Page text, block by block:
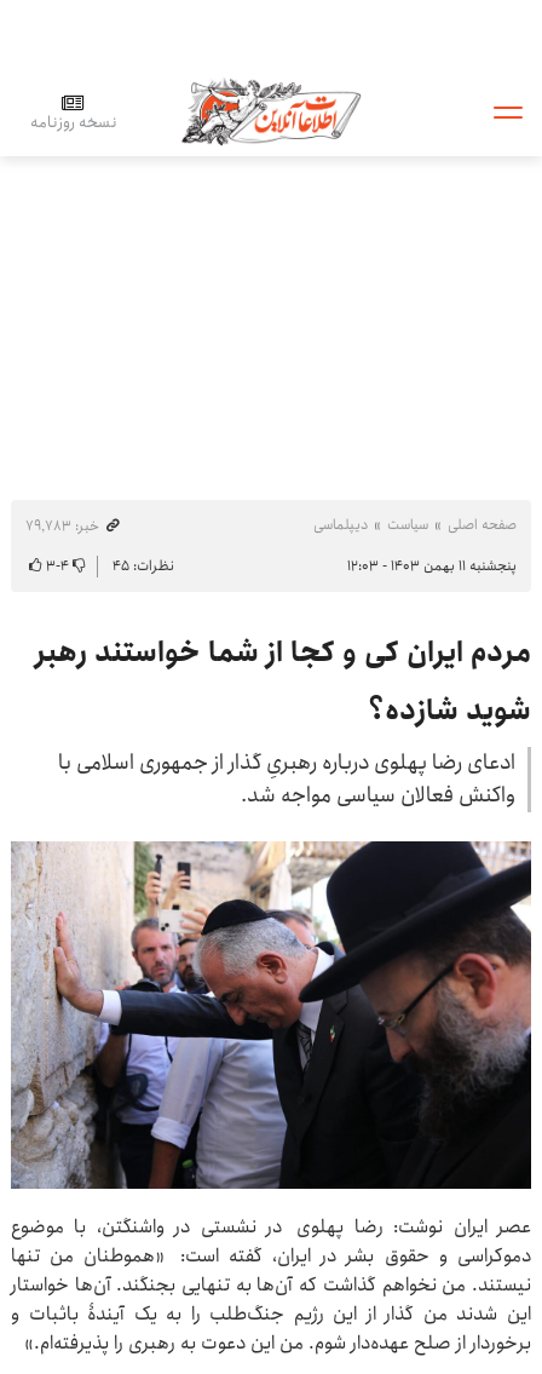
نسخه روزنامه
صفحه اصلی سیاست دیپلماسی
خبر: ۷۹٬۷۸۳
پنجشنبه ۱۱ بهمن ۱۴۰۳ - ۱۲:۰۳
نظرات: ۴۵ ۴-۳
مردم ایران کی و کجا از شما خواستند رهبر
شوید شازده؟
ادعای رضا پهلوی درباره رهبریِ گذار از جمهوری اسلامی با
واکنش فعالان سیاسی مواجه شد.
عصر ایران نوشت: رضا پهلوی در نشستی در واشنگتن، با موضوع
دموکراسی و حقوق بشر در ایران، گفته است: «هموطنان من تنها
نیستند. من نخواهم گذاشت که آن‌ها به تنهایی بجنگند. آن‌ها خواستار
این شدند من گذار از این رژیم جنگ‌طلب را به یک آیندۀ باثبات و
برخوردار از صلح عهده‌دار شوم. من این دعوت به رهبری را پذیرفته‌ام.»